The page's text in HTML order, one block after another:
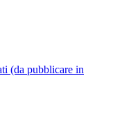
(da pubblicare in